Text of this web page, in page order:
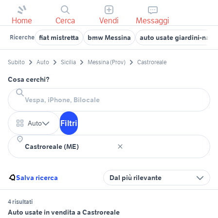
Home Cerca Vendi Messaggi
Ricerche fiat mistretta bmw Messina auto usate giardini-
Subito Auto Sicilia Messina (Prov) Castroreale
Cosa cerchi?
Auto Filtri
Salva ricerca Dal più rilevante
4 risultati
Auto usate in vendita a Castroreale